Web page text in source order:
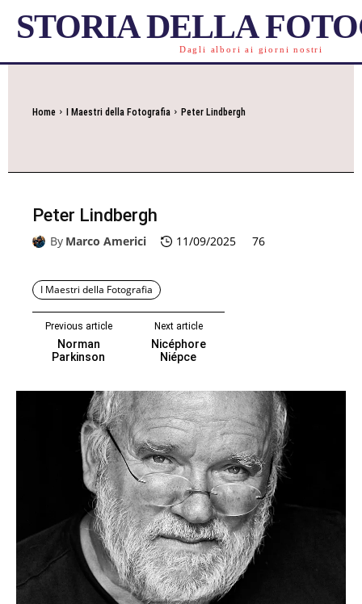
STORIA DELLA
Dagli albori ai giorni nostri
Home I Maestri della Fotografia Peter Lindbergh
Peter Lindbergh
By Marco Americi 11/09/2025 76
I Maestri della Fotografia
Previous article
Norman
Parkinson
Next article
Nicéphore
Niépce